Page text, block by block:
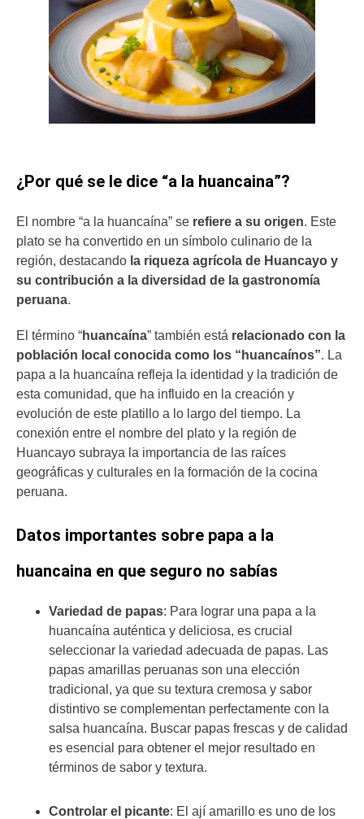
¿Por qué se le dice “a la huancaina”?
El nombre “a la huancaína” se refiere a su origen. Este
plato se ha convertido en un símbolo culinario de la
región, destacando la riqueza agrícola de Huancayo y
su contribución a la diversidad de la gastronomía
peruana.
El término “huancaína” también está relacionado con la
población local conocida como los “huancaínos”. La
papa a la huancaína refleja la identidad y la tradición de
esta comunidad, que ha influido en la creación y
evolución de este platillo a lo largo del tiempo. La
conexión entre el nombre del plato y la región de
Huancayo subraya la importancia de las raíces
geográficas y culturales en la formación de la cocina
peruana.
Datos importantes sobre papa a la
huancaina en que seguro no sabías
Variedad de papas: Para lograr una papa a la
huancaína auténtica y deliciosa, es crucial
seleccionar la variedad adecuada de papas. Las
papas amarillas peruanas son una elección
tradicional, ya que su textura cremosa y sabor
distintivo se complementan perfectamente con la
salsa huancaína. Buscar papas frescas y de calidad
es esencial para obtener el mejor resultado en
términos de sabor y textura.
Controlar el picante: El ají amarillo es uno de los